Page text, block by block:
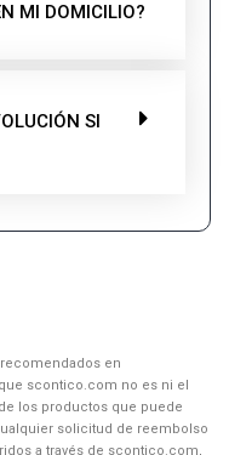
MI DOMICILIO?
SI
en
scontico.com no es ni el
los productos que puede
solicitud de reembolso
a través de scontico.com,